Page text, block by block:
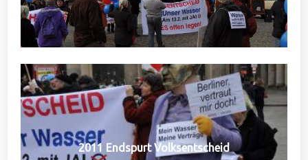
2011 Endspurt Volksentscheid